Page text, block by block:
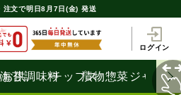
注文で明日8月7日(金) 発送
ログイン
供
海苔調味料チップス
漬物惣菜 ジャム